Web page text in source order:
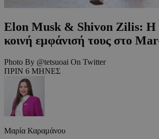
Elon Musk & Shivon Zilis: Η
κοινή εμφάνισή τους στο
Photo By @tetsuoai On Twitter
ΠΡΙΝ 6 ΜΗΝΕΣ
Μαρία Καραμάνου